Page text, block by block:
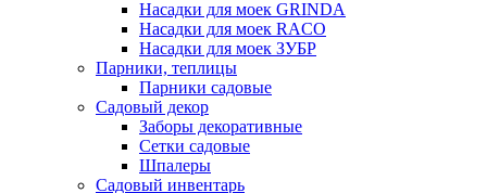
Насадки для моек GRINDA
Насадки для моек RACO
Насадки для моек ЗУБР
Парники, теплицы
Парники садовые
Садовый декор
Заборы декоративные
Сетки садовые
Шпалеры
Садовый инвентарь